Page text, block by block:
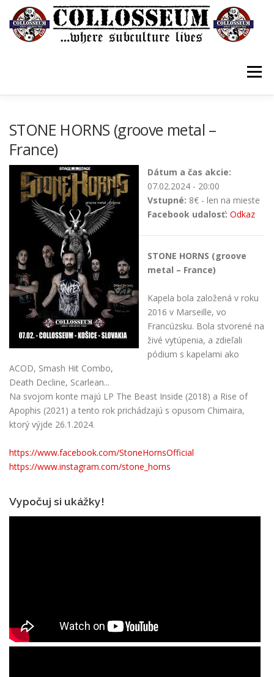
Prejsť
obsah
Menu
KONTAKTY GUESTBOOK
STONE HORNS (groove metal –
France)
Dátum a čas akcie:
07.02.2024 - 20:00
Vstupné: 8€ - len na mieste
Facebook udalosť: Odkaz
STONE HORNS (groove
metal – France)
Kapela bola založená v roku
2016 v Marseille, vo
Francúzsku. Bola stvorené na
živé vytúpenia, a zdieľali
pódium s kapelami ako
ACOD, Smash Hit Combo,
Death Decline, Scarlean...
Na svojom konte majú LP The Beast Inside (2018) a Rise of
Apophis (2021) a tento rok prichádzajú s opusom Chimaira,
ktorý výjde 26.1.2024.
https://www.facebook.com/StoneHornsOfficial
https://www.instagram.com/stone_horns
Vypočuj si ukážky!